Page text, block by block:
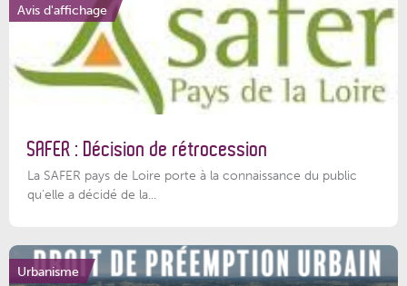
Avis d'affichage
SAFER : Décision de rétrocession
La SAFER pays de Loire porte à la connaissance du public
qu’elle a décidé de la...
Urbanisme